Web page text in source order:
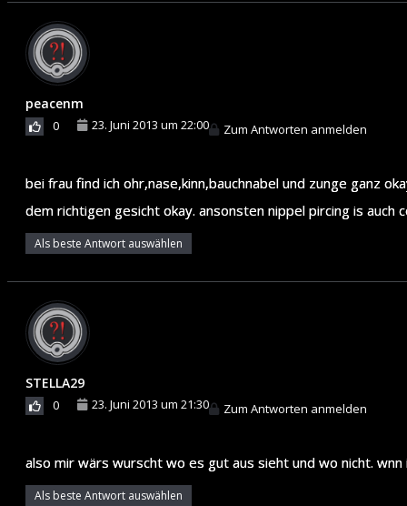
peacenm
0 23. Juni 2013 um 22:00 Zum Antworten anmelden
bei frau find ich ohr,nase,kinn,bauchnabel und zunge ganz
dem richtigen gesicht okay. ansonsten nippel pircing is
Als beste Antwort auswählen
STELLA29
0 23. Juni 2013 um 21:30 Zum Antworten anmelden
also mir wärs wurscht wo es gut aus sieht und wo nicht.
Als beste Antwort auswählen